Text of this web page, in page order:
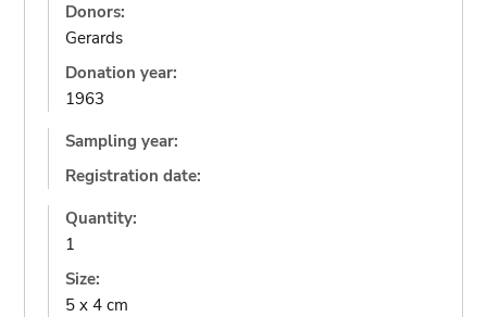
Donors:
Gerards
Donation year:
1963
Sampling year:
Registration date:
Quantity:
1
Size:
5 x 4 cm